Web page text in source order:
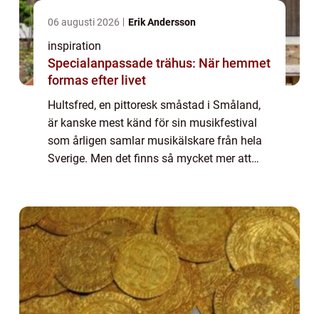
06 augusti 2026 Erik Andersson
inspiration
Specialanpassade trähus: När hemmet
formas efter livet
Hultsfred, en pittoresk småstad i Småland,
är kanske mest känd för sin musikfestival
som årligen samlar musikälskare från hela
Sverige. Men det finns så mycket mer att